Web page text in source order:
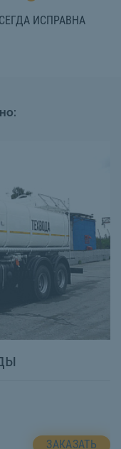
ИСПРАВНА
ЗАКАЗАТЬ